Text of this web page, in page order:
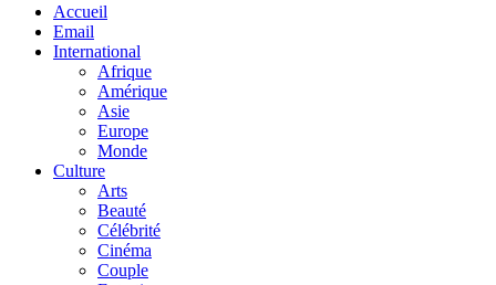
Accueil
Email
International
Afrique
Amérique
Asie
Europe
Monde
Culture
Arts
Beauté
Célébrité
Cinéma
Couple